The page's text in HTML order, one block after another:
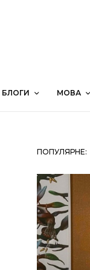
БЛОГИ МОВА
ПОПУЛЯРНЕ: